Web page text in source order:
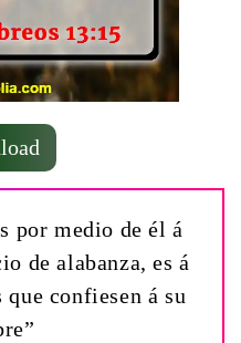
por medio de él á
de alabanza, es á
confiesen á su